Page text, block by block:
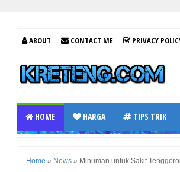
ABOUT CONTACT ME PRIVACY
HOME HARGA TIPS TRIK
Home » News » Minuman untuk Sakit